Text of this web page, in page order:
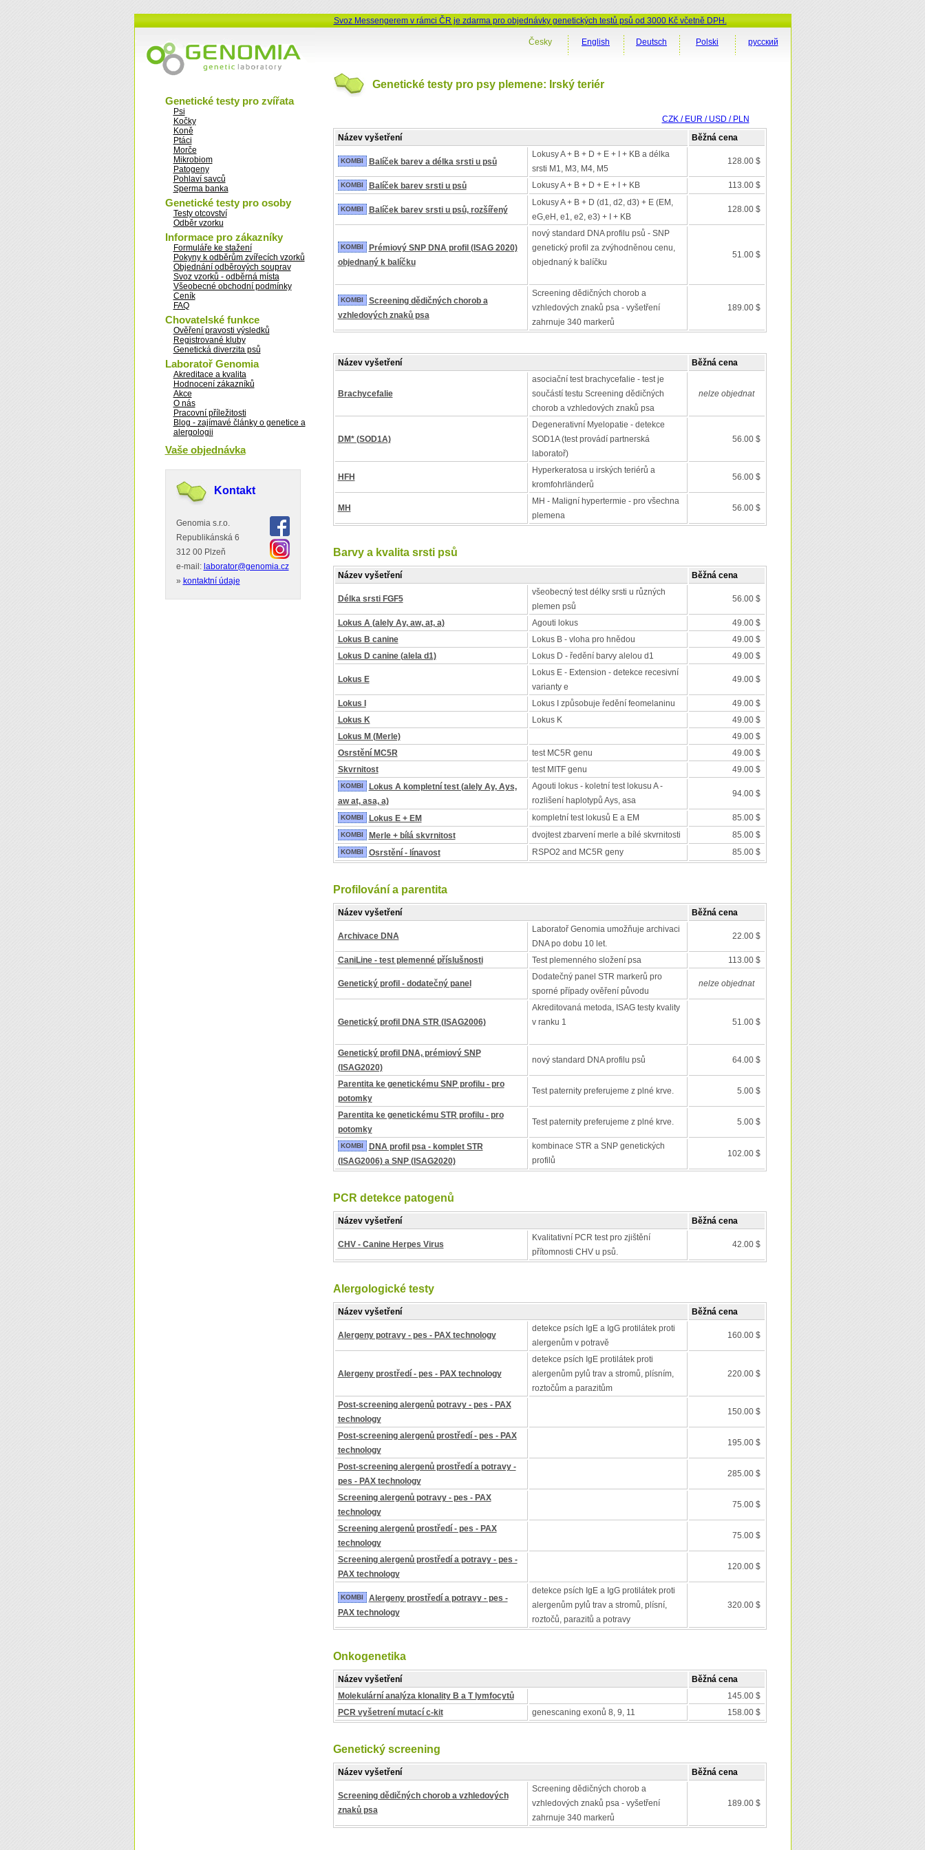
Svoz Messengerem v rámci ČR je zdarma pro objednávky genetických testů psů od 3000 Kč včetně DPH.
Genetické testy pro zvířata
Psi
Kočky
Koně
Ptáci
Morče
Mikrobiom
Patogeny
Pohlaví savců
Sperma banka
Genetické testy pro osoby
Testy otcovství
Odběr vzorku
Informace pro zákazníky
Formuláře ke stažení
Pokyny k odběrům zvířecích vzorků
Objednání odběrových souprav
Svoz vzorků - odběrná místa
Všeobecné obchodní podmínky
Ceník
FAQ
Chovatelské funkce
Ověření pravosti výsledků
Registrované kluby
Genetická diverzita psů
Laboratoř Genomia
Akreditace a kvalita
Hodnocení zákazníků
Akce
O nás
Pracovní příležitosti
Blog - zajímavé články o genetice a
alergologii
Vaše objednávka
Kontakt
Genomia s.r.o.
Republikánská 6
312 00 Plzeň
e-mail: laborator@genomia.cz
» kontaktní údaje
русский
Polski
Deutsch
English
Česky
Genetické testy pro psy plemene: Irský teriér
CZK / EUR / USD / PLN
Název vyšetření
Běžná cena
KOMBI Balíček barev a délka srsti u psů
Lokusy A + B + D + E + I + KB a délka
srsti M1, M3, M4, M5
128.00 $
KOMBI Balíček barev srsti u psů Lokusy A + B + D + E + I + KB 113.00 $
KOMBI Balíček barev srsti u psů, rozšířený
Lokusy A + B + D (d1, d2, d3) + E (EM,
eG,eH, e1, e2, e3) + I + KB
128.00 $
KOMBI
Prémiový SNP DNA profil (ISAG 2020)
objednaný k balíčku
nový standard DNA profilu psů - SNP
genetický profil za zvýhodněnou cenu,
objednaný k balíčku
51.00 $
KOMBI
Screening dědičných chorob a
vzhledových znaků psa
Screening dědičných chorob a
vzhledových znaků psa - vyšetření
zahrnuje 340 markerů
189.00 $
Název vyšetření Běžná cena
Brachycefalie
asociační test brachycefalie - test je
součástí testu Screening dědičných
chorob a vzhledových znaků psa
nelze objednat
DM* (SOD1A)
Degenerativní Myelopatie - detekce
SOD1A (test provádí partnerská
laboratoř)
56.00 $
HFH
Hyperkeratosa u irských teriérů a
kromfohrländerů
56.00 $
MH
MH - Maligní hypertermie - pro všechna
plemena
56.00 $
Barvy a kvalita srsti psů
Název vyšetření Běžná cena
Délka srsti FGF5
všeobecný test délky srsti u různých
plemen psů
56.00 $
Lokus A (alely Ay, aw, at, a) Agouti lokus
49.00 $
Lokus B canine
Lokus B - vloha pro hnědou
49.00 $
Lokus D canine (alela d1)
Lokus D - ředění barvy alelou d1 49.00 $
Lokus E
Lokus E - Extension - detekce recesivní
varianty e
49.00 $
Lokus I Lokus I způsobuje ředění feomelaninu
49.00 $
Lokus K
Lokus K
49.00 $
Lokus M (Merle)
49.00 $
Osrstění MC5R
test MC5R genu
49.00 $
Skvrnitost
test MITF genu 49.00 $
KOMBI
Lokus A kompletní test (alely Ay, Ays,
aw at, asa, a)
Agouti lokus - koletní test lokusu A -
rozlišení haplotypů Ays, asa
94.00 $
KOMBI Lokus E + EM kompletní test lokusů E a EM 85.00 $
KOMBI Merle + bílá skvrnitost dvojtest zbarvení merle a bílé skvrnitosti 85.00 $
KOMBI Osrstění - línavost RSPO2 and MC5R geny 85.00 $
Profilování a parentita
Název vyšetření Běžná cena
Archivace DNA
Laboratoř Genomia umožňuje archivaci
DNA po dobu 10 let.
22.00 $
CaniLine - test plemenné příslušnosti Test plemenného složení psa 113.00 $
Genetický profil - dodatečný panel
Dodatečný panel STR markerů pro
sporné případy ověření původu
nelze objednat
Genetický profil DNA STR (ISAG2006)
Akreditovaná metoda, ISAG testy kvality
v ranku 1
51.00 $
Genetický profil DNA, prémiový SNP
(ISAG2020)
nový standard DNA profilu psů 64.00 $
Parentita ke genetickému SNP profilu - pro
potomky
Test paternity preferujeme z plné krve. 5.00 $
Parentita ke genetickému STR profilu - pro
potomky
Test paternity preferujeme z plné krve. 5.00 $
KOMBI
DNA profil psa - komplet STR
(ISAG2006) a SNP (ISAG2020)
kombinace STR a SNP genetických
profilů
102.00 $
PCR detekce patogenů
Název vyšetření Běžná cena
CHV - Canine Herpes Virus
Kvalitativní PCR test pro zjištění
přítomnosti CHV u psů.
42.00 $
Alergologické testy
Název vyšetření Běžná cena
Alergeny potravy - pes - PAX technology
detekce psích IgE a IgG protilátek proti
alergenům v potravě
160.00 $
Alergeny prostředí - pes - PAX technology
detekce psích IgE protilátek proti
alergenům pylů trav a stromů, plísním,
roztočům a parazitům
220.00 $
Post-screening alergenů potravy - pes - PAX
technology
150.00 $
Post-screening alergenů prostředí - pes - PAX
technology
195.00 $
Post-screening alergenů prostředí a potravy -
pes - PAX technology
285.00 $
Screening alergenů potravy - pes - PAX
technology
75.00 $
Screening alergenů prostředí - pes - PAX
technology
75.00 $
Screening alergenů prostředí a potravy - pes -
PAX technology
120.00 $
KOMBI
Alergeny prostředí a potravy - pes -
PAX technology
detekce psích IgE a IgG protilátek proti
alergenům pylů trav a stromů, plísní,
roztočů, parazitů a potravy
320.00 $
Onkogenetika
Název vyšetření
Běžná cena
Molekulární analýza klonality B a T lymfocytů
145.00 $
PCR vyšetrení mutací c-kit
genescaning exonů 8, 9, 11 158.00 $
Genetický screening
Název vyšetření Běžná cena
Screening dědičných chorob a vzhledových
znaků psa
Screening dědičných chorob a
vzhledových znaků psa - vyšetření
zahrnuje 340 markerů
189.00 $